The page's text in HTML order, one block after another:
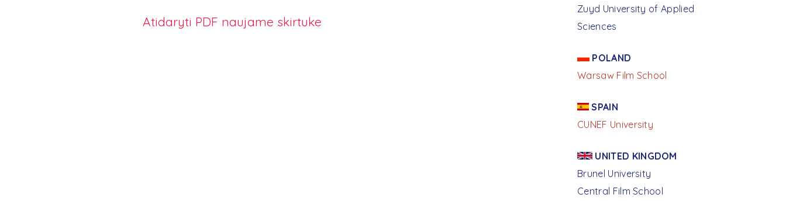
Atidaryti PDF naujame skirtuke
Zuyd University of Applied
Sciences
POLAND
Warsaw Film School
SPAIN
CUNEF University
UNITED KINGDOM
Brunel University
Central Film School